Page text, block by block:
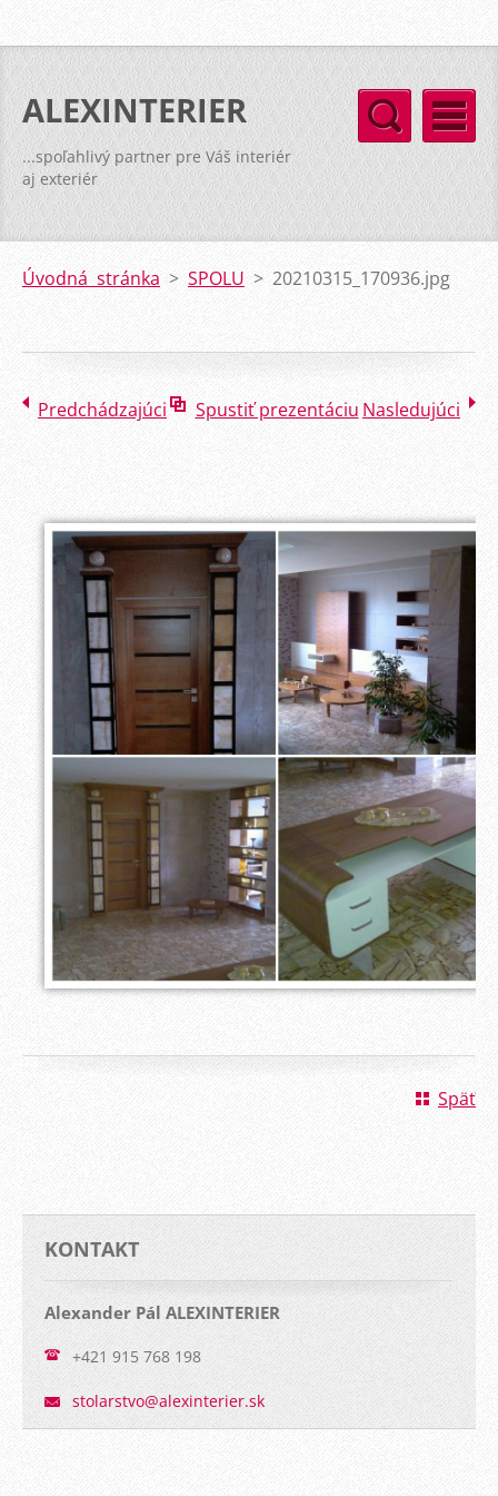
ALEXINTERIER
...spoľahlivý partner pre Váš interiér
aj exteriér
Úvodná stránka > SPOLU > 20210315_170936.jpg
Predchádzajúci Spustiť prezentáciu Nasledujúci
Späť
KONTAKT
Alexander Pál ALEXINTERIER
+421 915 768 198
stolarstvo@alexinterier.sk